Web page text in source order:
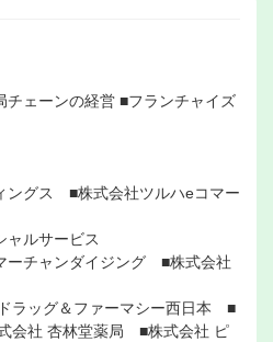
チェーンの経営 ■フランチャイズ
ングス ■株式会社ツルハeコマー
ャルサービス
ーチャンダイジング ■株式会社
ラッグ＆ファーマシー西日本 ■
会社 杏林堂薬局 ■株式会社 ピ